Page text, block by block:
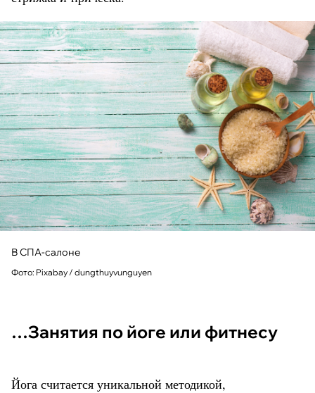
В СПА-салоне
Фото: Pixabay / dungthuyvunguyen
…Занятия по йоге или фитнесу
Йога считается уникальной методикой,